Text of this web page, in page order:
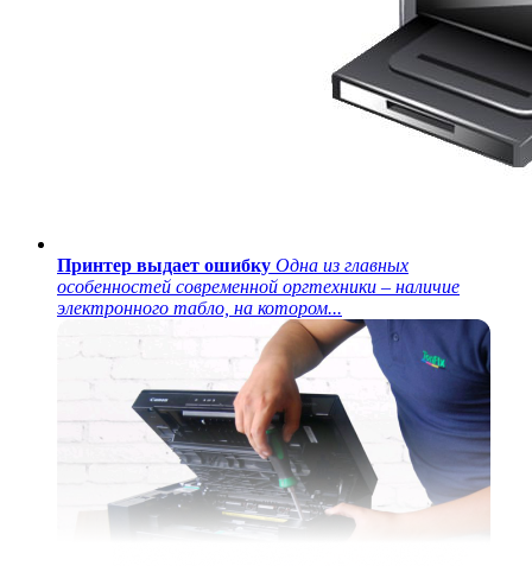
Принтер выдает ошибку Одна из главных
особенностей современной оргтехники – наличие
электронного табло, на котором...